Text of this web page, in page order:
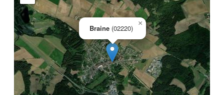
Braine (02220)
×